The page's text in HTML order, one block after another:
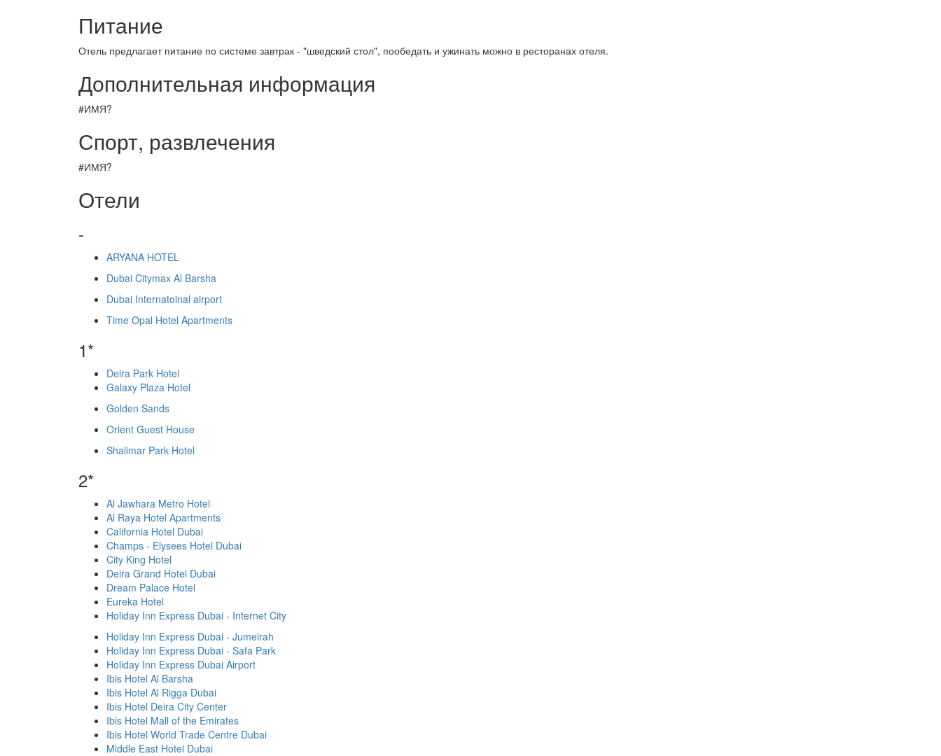
Питание
Отель предлагает питание по системе завтрак - "шведский стол", пообедать и ужинать можно в ресторанах отеля.
Дополнительная информация
#ИМЯ?
Спорт, развлечения
#ИМЯ?
Отели
-
ARYANA HOTEL
Dubai Citymax Al Barsha
Dubai Internatoinal airport
Time Opal Hotel Apartments
1*
Deira Park Hotel
Galaxy Plaza Hotel
Golden Sands
Orient Guest House
Shalimar Park Hotel
2*
Al Jawhara Metro Hotel
Al Raya Hotel Apartments
California Hotel Dubai
Champs - Elysees Hotel Dubai
City King Hotel
Deira Grand Hotel Dubai
Dream Palace Hotel
Eureka Hotel
Holiday Inn Express Dubai - Internet City
Holiday Inn Express Dubai - Jumeirah
Holiday Inn Express Dubai - Safa Park
Holiday Inn Express Dubai Airport
Ibis Hotel Al Barsha
Ibis Hotel Al Rigga Dubai
Ibis Hotel Deira City Center
Ibis Hotel Mall of the Emirates
Ibis Hotel World Trade Centre Dubai
Middle East Hotel Dubai